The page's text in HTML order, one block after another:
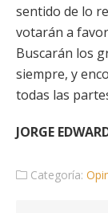
sentido de lo
votarán a
Buscarán los
siempre, y
todas las
JORGE
Categoría: